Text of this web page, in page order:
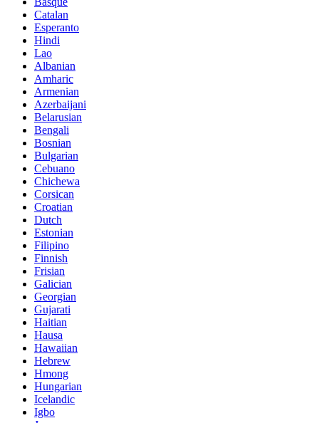
Catalan
Esperanto
Hindi
Lao
Albanian
Amharic
Armenian
Azerbaijani
Belarusian
Bengali
Bosnian
Bulgarian
Cebuano
Chichewa
Corsican
Croatian
Dutch
Estonian
Filipino
Finnish
Frisian
Galician
Georgian
Gujarati
Haitian
Hausa
Hawaiian
Hebrew
Hmong
Hungarian
Icelandic
Igbo